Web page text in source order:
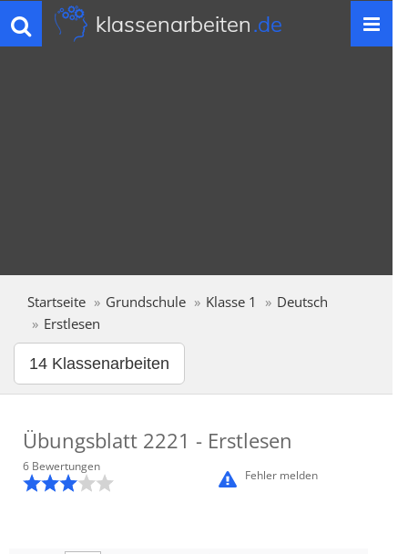
Toggle
navigation
klassenarbeiten.de
Startseite Grundschule Klasse 1
Deutsch
Erstlesen
14 Klassenarbeiten
Übungsblatt 2221 - Erstlesen
Fehler melden
6 Bewertungen